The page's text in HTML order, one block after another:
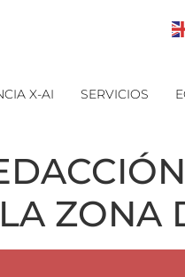
X-AI SERVICIOS
ZONA